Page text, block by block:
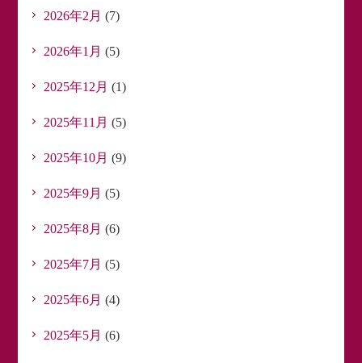
2026年2月 (7)
2026年1月 (5)
2025年12月 (1)
2025年11月 (5)
2025年10月 (9)
2025年9月 (5)
2025年8月 (6)
2025年7月 (5)
2025年6月 (4)
2025年5月 (6)